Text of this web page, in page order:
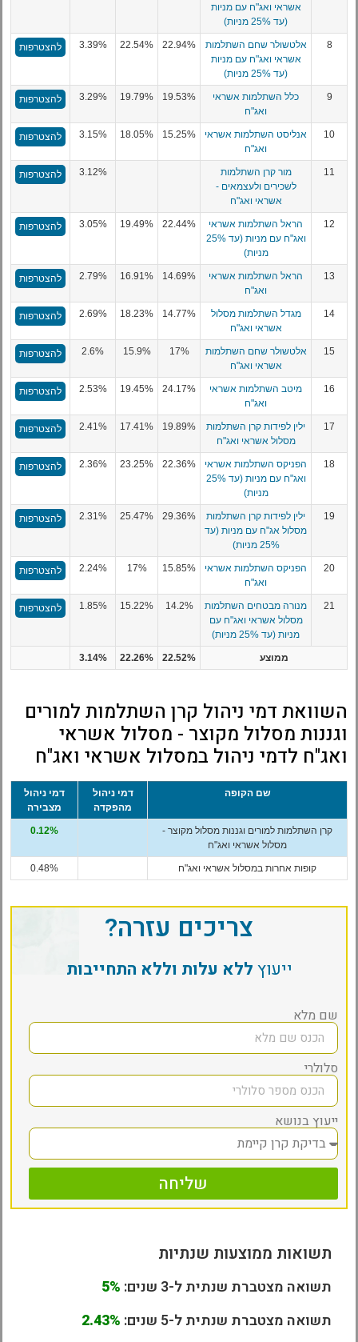
אשראי ואג"ח עם מניות
(עד 25% מניות)
8
אלטשולר שחם השתלמות
אשראי ואג"ח עם מניות
(עד 25% מניות)
22.94%
22.54%
3.39% להצטרפות
9
כלל השתלמות אשראי
ואג"ח
19.53%
19.79%
3.29% להצטרפות
10
אנליסט השתלמות אשראי
ואג"ח
15.25%
18.05%
3.15% להצטרפות
11
מור קרן השתלמות
לשכירים ולעצמאים -
אשראי ואג"ח
3.12% להצטרפות
12
הראל השתלמות אשראי
ואג"ח עם מניות (עד 25%
מניות)
22.44%
19.49%
3.05% להצטרפות
13
הראל השתלמות אשראי
ואג"ח
14.69%
16.91%
2.79% להצטרפות
14
מגדל השתלמות מסלול
אשראי ואג"ח
14.77%
18.23%
2.69% להצטרפות
15
אלטשולר שחם השתלמות
אשראי ואג"ח
17%
15.9%
2.6% להצטרפות
16
מיטב השתלמות אשראי
ואג"ח
24.17%
19.45%
2.53% להצטרפות
17
ילין לפידות קרן השתלמות
מסלול אשראי ואג"ח
19.89%
17.41%
2.41% להצטרפות
18
הפניקס השתלמות אשראי
ואג"ח עם מניות (עד 25%
מניות)
22.36%
23.25%
2.36% להצטרפות
19
ילין לפידות קרן השתלמות
מסלול אג"ח עם מניות (עד
25% מניות)
29.36%
25.47%
2.31% להצטרפות
20
הפניקס השתלמות אשראי
ואג"ח
15.85%
17%
2.24% להצטרפות
21
מנורה מבטחים השתלמות
מסלול אשראי ואג"ח עם
מניות (עד 25% מניות)
14.2%
15.22%
1.85% להצטרפות
ממוצע 22.52%
22.26%
3.14%
השוואת דמי ניהול קרן השתלמות למורים
וגננות מסלול מקוצר - מסלול אשראי
ואג"ח לדמי ניהול במסלול אשראי ואג"ח
שם הקופה
דמי ניהול
מהפקדה
דמי ניהול
מצבירה
קרן השתלמות למורים וגננות מסלול מקוצר -
מסלול אשראי ואג"ח
0.12%
קופות אחרות במסלול אשראי ואג"ח 0.48%
צריכים עזרה?
ייעוץללא עלות וללא התחייבות
שם מלא
סלולרי
ייעוץ בנושא
שליחה
תשואות ממוצעות שנתיות
תשואה מצטברת שנתית ל-3 שנים:
5%
תשואה מצטברת שנתית ל-5 שנים:
2.43%